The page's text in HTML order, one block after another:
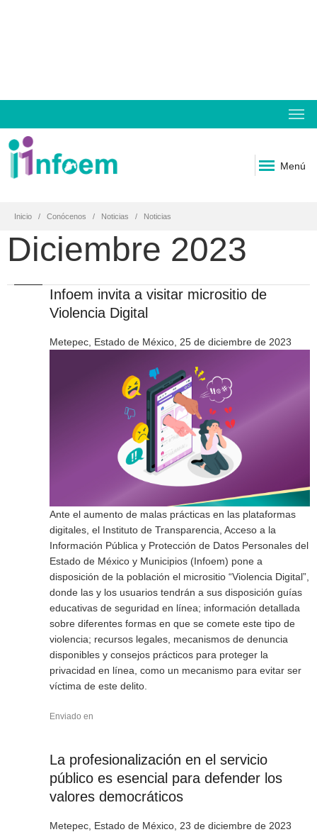
Menú
Inicio Conócenos Noticias Noticias
Diciembre 2023
Infoem invita a visitar micrositio de
Violencia Digital
Metepec, Estado de México, 25 de diciembre de 2023
Ante el aumento de malas prácticas en las plataformas
digitales, el Instituto de Transparencia, Acceso a la
Información Pública y Protección de Datos Personales del
Estado de México y Municipios (Infoem) pone a
disposición de la población el micrositio “Violencia Digital”,
donde las y los usuarios tendrán a sus disposición guías
educativas de seguridad en línea; información detallada
sobre diferentes formas en que se comete este tipo de
violencia; recursos legales, mecanismos de denuncia
disponibles y consejos prácticos para proteger la
privacidad en línea, como un mecanismo para evitar ser
víctima de este delito.
Enviado en
La profesionalización en el servicio
público es esencial para defender los
valores democráticos
Metepec, Estado de México, 23 de diciembre de 2023